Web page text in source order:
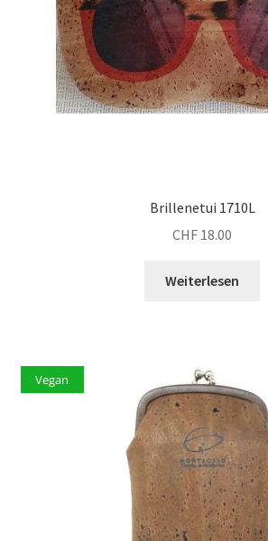
Brillenetui 1710L
CHF 18.00
Weiterlesen
Vegan